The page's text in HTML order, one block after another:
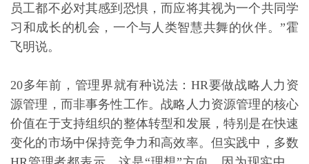
员工都不必对其感到恐惧，而应将其视为一个共同学
习和成长的机会，一个与人类智慧共舞的伙伴。”霍
飞明说。
20多年前，管理界就有种说法：HR要做战略人力资
源管理，而非事务性工作。战略人力资源管理的核心
价值在于支持组织的整体转型和发展，特别是在快速
变化的市场中保持竞争力和高效率。但实践中，多数